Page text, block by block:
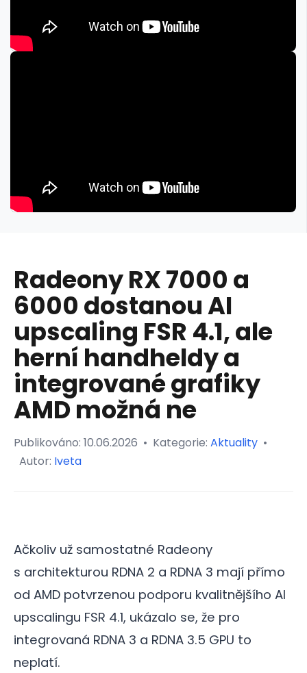
Radeony RX 7000 a
6000 dostanou AI
upscaling FSR 4.1, ale
herní handheldy a
integrované grafiky
AMD možná ne
Publikováno: 10.06.2026 • Kategorie: Aktuality •
Autor: Iveta
Ačkoliv už samostatné Radeony
s architekturou RDNA 2 a RDNA 3 mají přímo
od AMD potvrzenou podporu kvalitnějšího AI
upscalingu FSR 4.1, ukázalo se, že pro
integrovaná RDNA 3 a RDNA 3.5 GPU to
neplatí.